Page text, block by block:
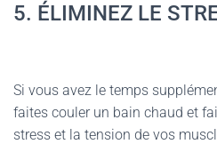
5. ÉLIMINEZ LE
Si vous avez le temps
faites couler un bain chaud et
stress et la tension de vos